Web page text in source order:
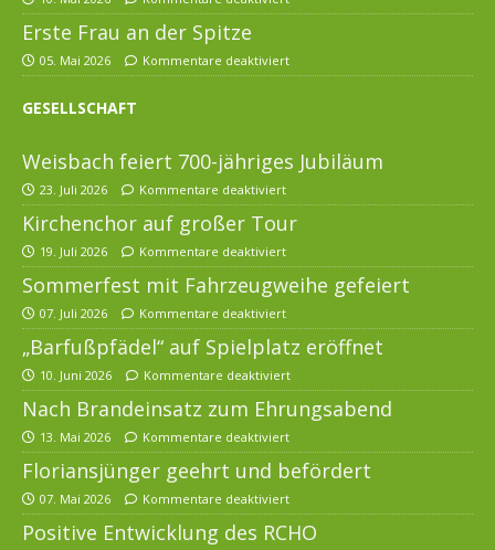
Erste Frau an der Spitze
05. Mai 2026 Kommentare deaktiviert
GESELLSCHAFT
Weisbach feiert 700-jähriges Jubiläum
23. Juli 2026 Kommentare deaktiviert
Kirchenchor auf großer Tour
19. Juli 2026 Kommentare deaktiviert
Sommerfest mit Fahrzeugweihe gefeiert
07. Juli 2026 Kommentare deaktiviert
„Barfußpfädel“ auf Spielplatz eröffnet
10. Juni 2026 Kommentare deaktiviert
Nach Brandeinsatz zum Ehrungsabend
13. Mai 2026 Kommentare deaktiviert
Floriansjünger geehrt und befördert
07. Mai 2026 Kommentare deaktiviert
Positive Entwicklung des RCHO